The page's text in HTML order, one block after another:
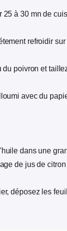
25 à 30 mn de
refroidir
du poivron et
avec du
dans une
de jus de
déposez les